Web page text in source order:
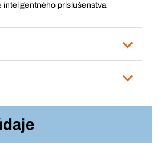
inteligentného príslušenstva